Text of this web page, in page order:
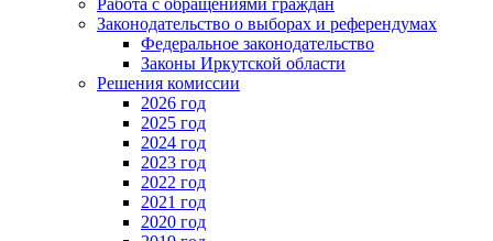
Работа с обращениями граждан
Законодательство о выборах и референдумах
Федеральное законодательство
Законы Иркутской области
Решения комиссии
2026 год
2025 год
2024 год
2023 год
2022 год
2021 год
2020 год